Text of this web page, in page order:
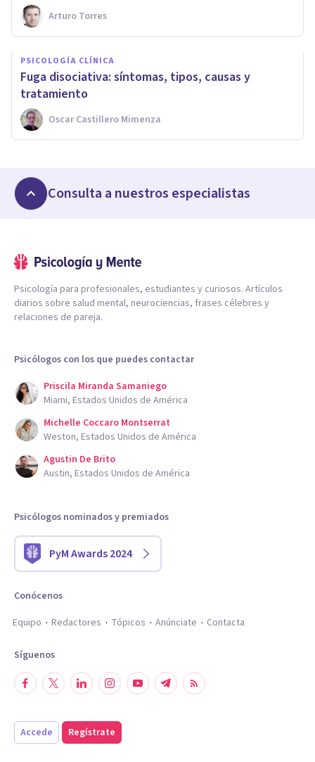
Arturo Torres
PSICOLOGÍA CLÍNICA
Fuga disociativa: síntomas, tipos, causas y
tratamiento
Oscar Castillero Mimenza
Consulta a nuestros especialistas
Psicología para profesionales, estudiantes y curiosos. Artículos
diarios sobre salud mental, neurociencias, frases célebres y
relaciones de pareja.
Psicólogos con los que puedes contactar
Priscila Miranda Samaniego
Miami, Estados Unidos de América
Michelle Coccaro Montserrat
Weston, Estados Unidos de América
Agustin De Brito
Austin, Estados Unidos de América
Psicólogos nominados y premiados
PyM Awards 2024
Conócenos
Equipo
Redactores Tópicos Anúnciate Contacta
Síguenos
Accede Regístrate